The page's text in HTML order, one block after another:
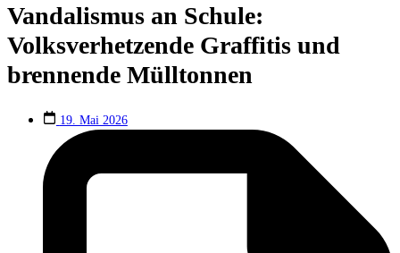
Vandalismus an Schule:
Volksverhetzende Graffitis und
brennende Mülltonnen
19. Mai 2026